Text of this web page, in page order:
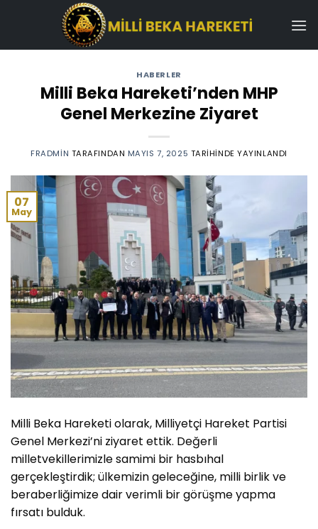
HABERLER
Milli Beka Hareketi’nden MHP
Genel Merkezine Ziyaret
FRADMIN TARAFINDAN MAYIS 7, 2025 TARIHINDE YAYINLANDI
07
May
Milli Beka Hareketi olarak, Milliyetçi Hareket Partisi
Genel Merkezi’ni ziyaret ettik. Değerli
milletvekillerimizle samimi bir hasbıhal
gerçekleştirdik; ülkemizin geleceğine, milli birlik ve
beraberliğimize dair verimli bir görüşme yapma
fırsatı bulduk.